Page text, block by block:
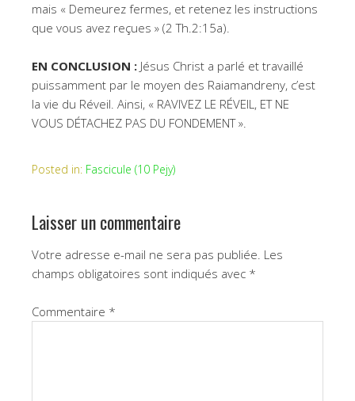
mais « Demeurez fermes, et retenez les instructions
que vous avez reçues » (2 Th.2:15a).
EN CONCLUSION : Jésus Christ a parlé et travaillé
puissamment par le moyen des Raiamandreny, c’est
la vie du Réveil. Ainsi, « RAVIVEZ LE RÉVEIL, ET NE
VOUS DÉTACHEZ PAS DU FONDEMENT ».
Posted in: Fascicule (10 Pejy)
Laisser un commentaire
Votre adresse e-mail ne sera pas publiée. Les
champs obligatoires sont indiqués avec *
Commentaire *